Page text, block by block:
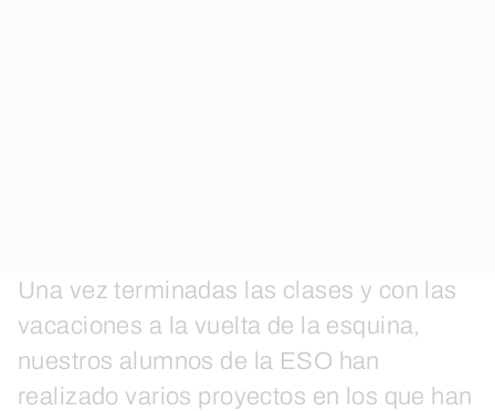
Una vez terminadas las clases y con las
vacaciones a la vuelta de la esquina,
nuestros alumnos de la ESO han
realizado varios proyectos en los que han